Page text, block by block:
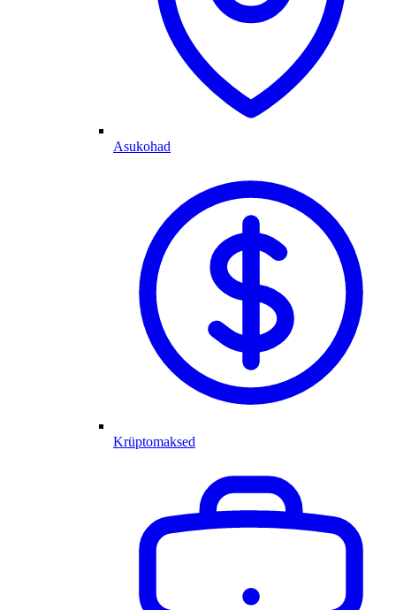
Asukohad
Krüptomaksed